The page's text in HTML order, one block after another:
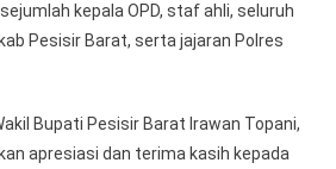
kepala OPD, staf ahli, seluruh
Pesisir Barat, serta jajaran Polres
Bupati Pesisir Barat Irawan Topani,
apresiasi dan terima kasih kepada